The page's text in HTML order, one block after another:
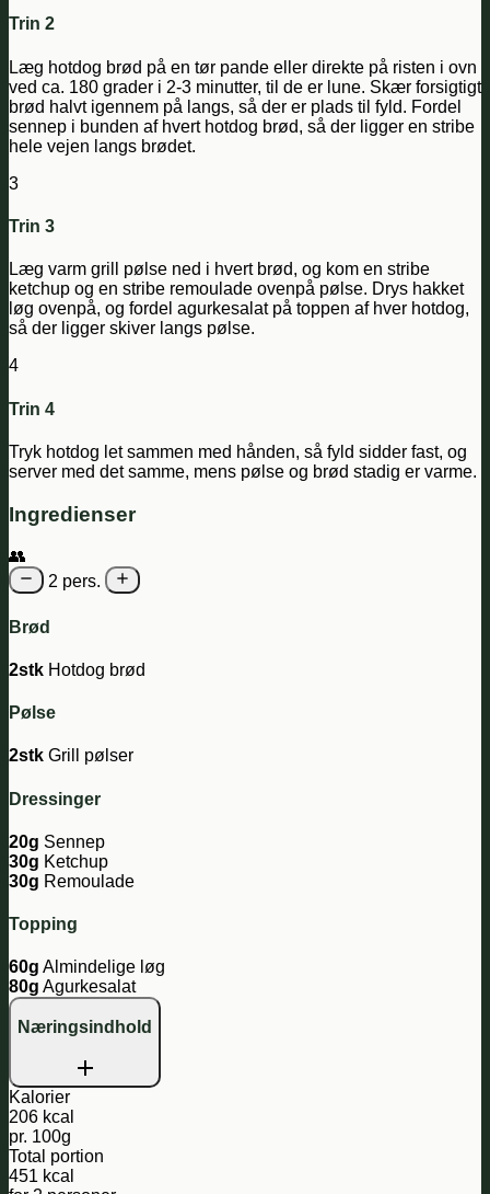
Trin 2
Læg hotdog brød på en tør pande eller direkte på risten i ovn
ved ca. 180 grader i 2-3 minutter, til de er lune. Skær forsigtigt
brød halvt igennem på langs, så der er plads til fyld. Fordel
sennep i bunden af hvert hotdog brød, så der ligger en stribe
hele vejen langs brødet.
3
Trin 3
Læg varm grill pølse ned i hvert brød, og kom en stribe
ketchup og en stribe remoulade ovenpå pølse. Drys hakket
løg ovenpå, og fordel agurkesalat på toppen af hver hotdog,
så der ligger skiver langs pølse.
4
Trin 4
Tryk hotdog let sammen med hånden, så fyld sidder fast, og
server med det samme, mens pølse og brød stadig er varme.
Ingredienser
👥
2 pers.
Brød
2stk Hotdog brød
Pølse
2stk Grill pølser
Dressinger
20g Sennep
30g Ketchup
30g Remoulade
Topping
60g Almindelige løg
80g Agurkesalat
Næringsindhold
Kalorier
206 kcal
pr. 100g
Total portion
451 kcal